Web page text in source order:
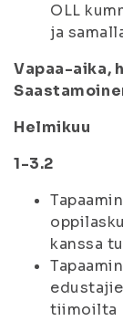
OLL
ja
Vapaa-aika,
Helmikuu
1-3.2
kanssa
tiimoilta